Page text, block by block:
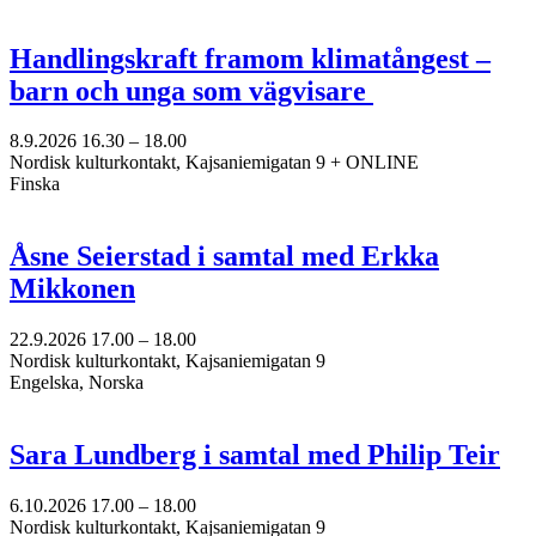
Handlingskraft framom klimatångest –
barn och unga som vägvisare
8.9.2026 16.30 – 18.00
Nordisk kulturkontakt, Kajsaniemigatan 9 + ONLINE
Finska
Åsne Seierstad i samtal med Erkka
Mikkonen
22.9.2026 17.00 – 18.00
Nordisk kulturkontakt, Kajsaniemigatan 9
Engelska, Norska
Sara Lundberg i samtal med Philip Teir
6.10.2026 17.00 – 18.00
Nordisk kulturkontakt, Kajsaniemigatan 9